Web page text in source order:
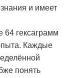
и имеет
64 гексаграмм
Каждые
понять